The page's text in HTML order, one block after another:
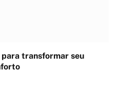
transformar seu